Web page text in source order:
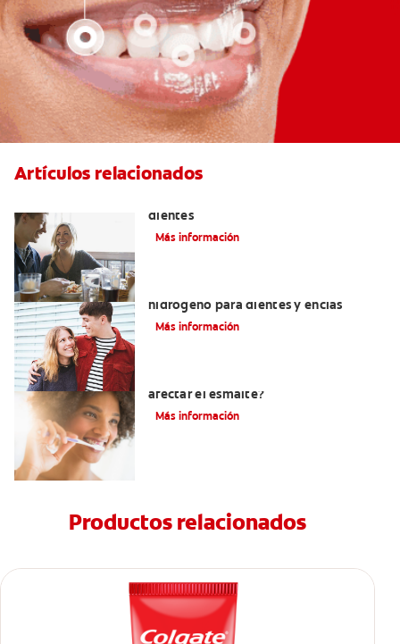
Artículos relacionados
dientes
Más información
hidrógeno para dientes y encías
Más información
afectar el esmalte?
Más información
Productos relacionados